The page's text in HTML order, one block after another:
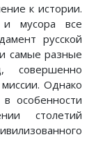
к истории.
и мусора все
русской
самые разные
совершенно
Однако
особенности
столетий